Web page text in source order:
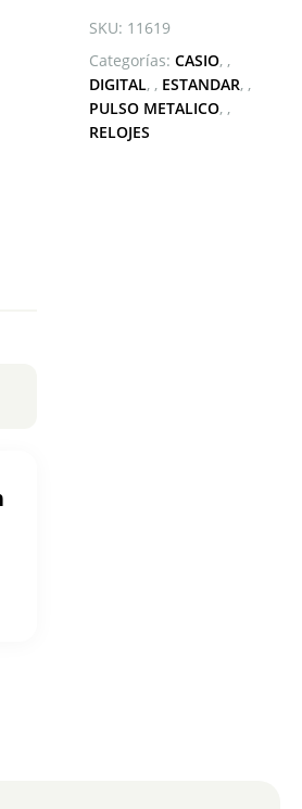
SKU: 11619
Categorías: CASIO ,
DIGITAL , ESTANDAR ,
PULSO METALICO ,
RELOJES